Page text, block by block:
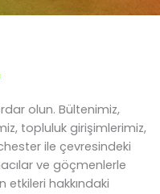
olun. Bültenimiz,
topluluk girişimlerimiz,
ile çevresindeki
ve göçmenlerle
etkileri hakkındaki